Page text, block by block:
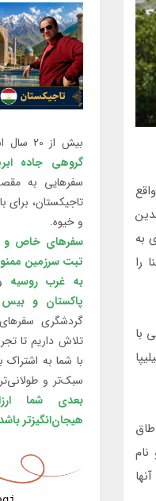
واقع
صفوي به
را
با
فيليپا و در حاشيه و قسمت جنوبي همين اتاق نيز ايوان ديگري نيز با 6 فيليپا
طاق
هجري قمري و نام
بیش از 20 سال است که سفرهایی با عنوان
گروهی جاده
سفرهایی به
تاجیکستان، برای
و خیوه.
سفرهای خاص و
تبت سرزمین
به غرب روسیه
پاکستان و بیس
گردشگری
تلاش داریم تا
با شما به اشتراک
سبک‌تر و
هیجان‌انگیزتر